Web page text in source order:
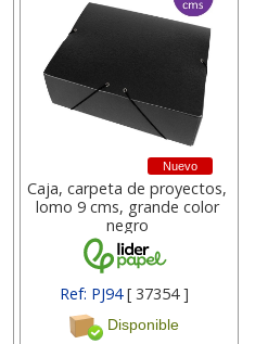
Nuevo
Caja, carpeta de proyectos,
lomo 9 cms, grande color
negro
Ref: PJ94[ 37354 ]
Disponible